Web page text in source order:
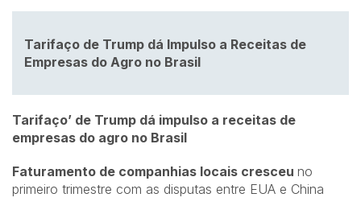
Tarifaço de Trump dá Impulso a Receitas de
Empresas do Agro no Brasil
Tarifaço’ de Trump dá impulso a receitas de
empresas do agro no Brasil
Faturamento de companhias locais cresceu no
primeiro trimestre com as disputas entre EUA e China